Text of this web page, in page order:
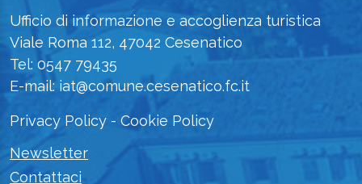
Ufficio di informazione e accoglienza turistica
Viale Roma 112, 47042 Cesenatico
Tel: 0547 79435
E-mail: iat@comune.cesenatico.fc.it
Privacy Policy - Cookie Policy
Newsletter
Contattaci